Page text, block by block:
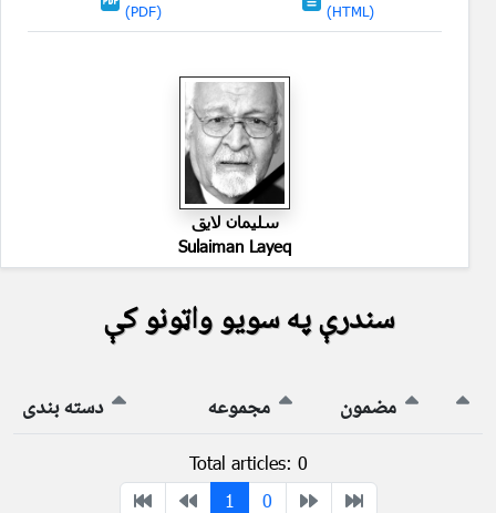
(PDF) (HTML)
سليمان لايق
Sulaiman Layeq
سندرې په سویو واټونو کې
مضمون مجموعه دسته بندی
Total articles: 0
1
0